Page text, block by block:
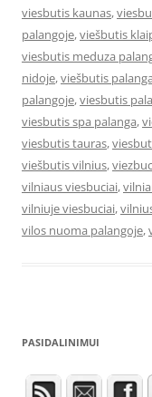
viesbutis kaunas,
palangoje,viešbutis
viesbutis meduza
nidoje,viešbutis palanga
palangoje,viesbutis
viesbutis spa palanga,
viesbutis tauras,
viešbutis vilnius,
vilniaus viesbuciai,
vilniuje viesbuciai,
vilos nuoma palangoje,
PASIDALINIMUI